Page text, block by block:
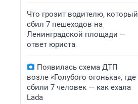
Что грозит водителю, который
сбил 7 пешеходов на
Ленинградской площади —
ответ юриста
Появилась схема ДТП
возле «Голубого огонька», где
сбили 7 человек — как ехала
Lada